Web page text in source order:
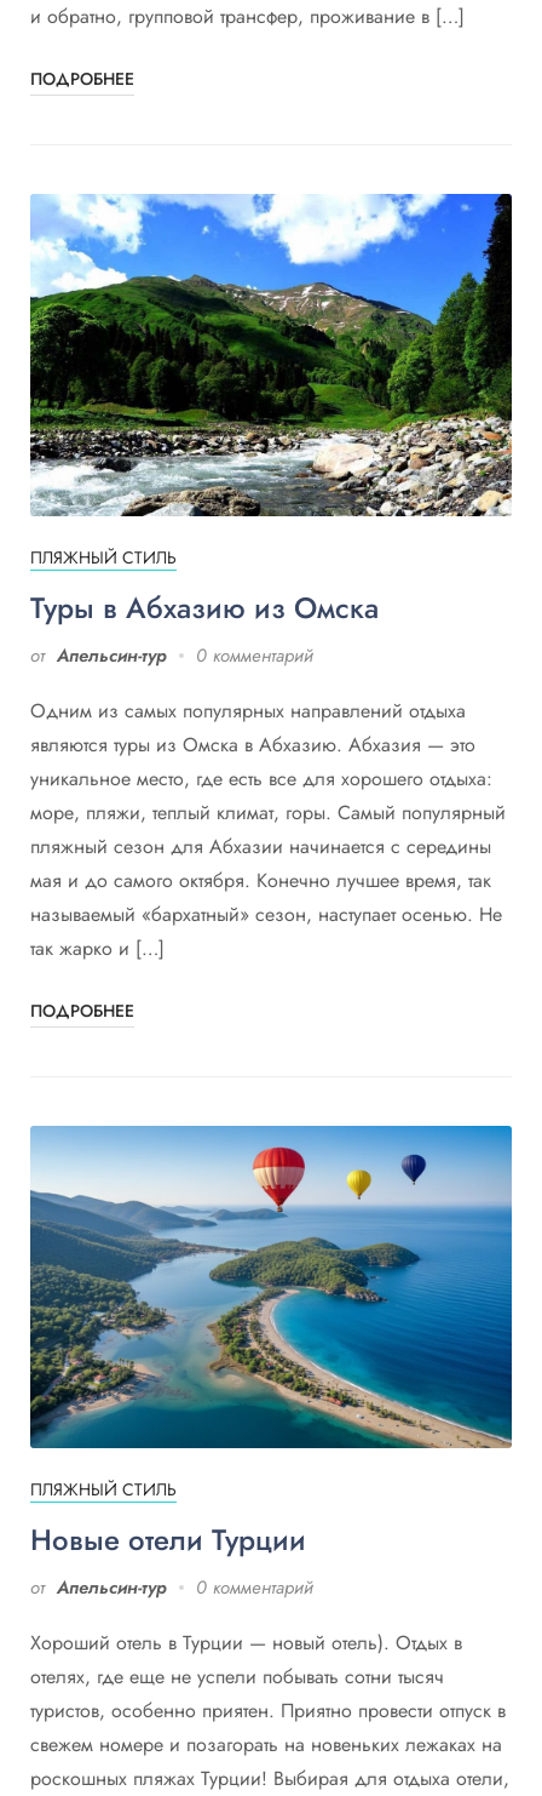
и обратно, групповой трансфер, проживание в […]
ПОДРОБНЕЕ
ПЛЯЖНЫЙ СТИЛЬ
Туры в Абхазию из Омска
от Апельсин-тур 0 комментарий
Одним из самых популярных направлений отдыха
являются туры из Омска в Абхазию. Абхазия — это
уникальное место, где есть все для хорошего отдыха:
море, пляжи, теплый климат, горы. Самый популярный
пляжный сезон для Абхазии начинается с середины
мая и до самого октября. Конечно лучшее время, так
называемый «бархатный» сезон, наступает осенью. Не
так жарко и […]
ПОДРОБНЕЕ
ПЛЯЖНЫЙ СТИЛЬ
Новые отели Турции
от Апельсин-тур 0 комментарий
Хороший отель в Турции — новый отель). Отдых в
отелях, где еще не успели побывать сотни тысяч
туристов, особенно приятен. Приятно провести отпуск в
свежем номере и позагорать на новеньких лежаках на
роскошных пляжах Турции! Выбирая для отдыха отели,